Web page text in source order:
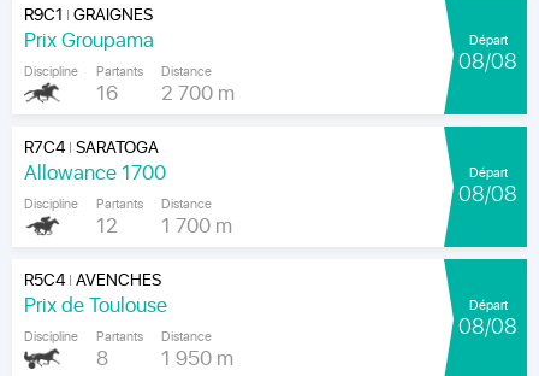
R9C1 |GRAIGNES
Prix Groupama
Discipline Partants
16
Distance
2 700 m
Départ
08/08
R7C4|SARATOGA
Allowance 1700
Discipline Partants
12
Distance
1 700 m
Départ
08/08
R5C4|AVENCHES
Prix de Toulouse
Discipline Partants
8
Distance
1 950 m
Départ
08/08